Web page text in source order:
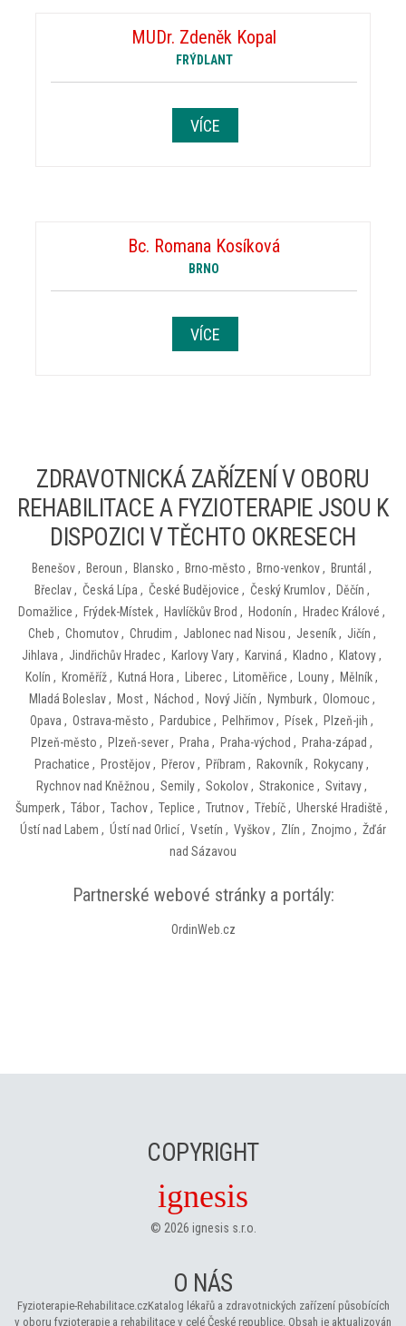
MUDr. Zdeněk Kopal
FRÝDLANT
VÍCE
Bc. Romana Kosíková
BRNO
VÍCE
ZDRAVOTNICKÁ ZAŘÍZENÍ V OBORU
REHABILITACE A FYZIOTERAPIE JSOU K
DISPOZICI V TĚCHTO OKRESECH
Benešov, Beroun , Blansko , Brno-město , Brno-venkov, Bruntál ,
Břeclav, Česká Lípa , České Budějovice , Český Krumlov, Děčín ,
Domažlice , Frýdek-Místek, Havlíčkův Brod , Hodonín , Hradec Králové ,
Cheb , Chomutov, Chrudim , Jablonec nad Nisou , Jeseník, Jičín ,
Jihlava , Jindřichův Hradec, Karlovy Vary, Karviná , Kladno , Klatovy,
Kolín , Kroměříž, Kutná Hora , Liberec, Litoměřice , Louny, Mělník,
Mladá Boleslav, Most, Náchod , Nový Jičín , Nymburk, Olomouc,
Opava , Ostrava-město , Pardubice , Pelhřimov, Písek, Plzeň-jih ,
Plzeň-město , Plzeň-sever, Praha , Praha-východ , Praha-západ ,
Prachatice , Prostějov, Přerov, Příbram , Rakovník, Rokycany,
Rychnov nad Kněžnou , Semily, Sokolov, Strakonice , Svitavy,
Šumperk, Tábor, Tachov, Teplice , Trutnov, Třebíč, Uherské Hradiště ,
Ústí nad Labem , Ústí nad Orlicí, Vsetín , Vyškov, Zlín , Znojmo , Žďár
nad Sázavou
Partnerské webové stránky a portály:
OrdinWeb.cz
COPYRIGHT
ignesis
© 2026 ignesis s.r.o.
O NÁS
Fyzioterapie-Rehabilitace.czKatalog lékařů a zdravotnických zařízení působících
v oboru fyzioterapie a rehabilitace v celé České republice. Obsah je aktualizován